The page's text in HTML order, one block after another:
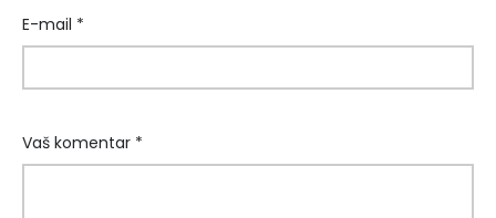
E-mail *
Vaš komentar *